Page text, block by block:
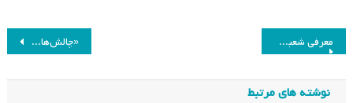
راهبری
نوشته
«چالش‌های برنامه‌ریزی حوزه‌های موضوعی_مهارتی کودکان و دانش‌آموزان با نیازهای ویژه» معرفی شعبه قم و فعالیت‌های آن
نوشته های مرتبط